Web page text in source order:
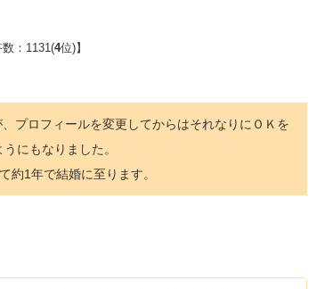
：1131(4位)】
プロフィールを変更してからはそれなりにＯＫを
にもなりました。
約1年で結婚に至ります。